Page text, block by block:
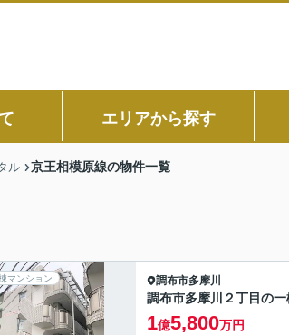
エリアから探す
ル 京王相模原線の物件一覧
マンション 調布市多摩川
調布市多摩川２丁目の
1億5,800万円